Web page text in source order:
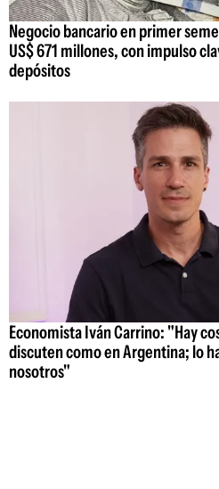
Negocio bancario en primer
US$ 671 millones, con impulso
depósitos
Economista Iván Carrino: "Hay
discuten como en Argentina; lo
nosotros"